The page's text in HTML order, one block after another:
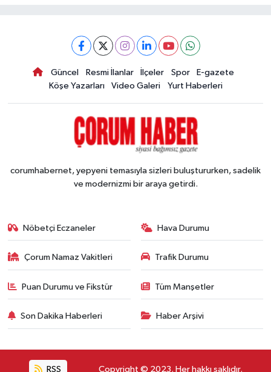
Güncel Resmi İlanlar İlçeler Spor
E-gazete
Köşe Yazarları
Video Galeri Yurt Haberleri
corumhabernet, yepyeni temasıyla sizleri buluştururken, sadelik
ve modernizmi bir araya getirdi.
Nöbetçi Eczaneler Hava Durumu
Çorum Namaz Vakitleri Trafik Durumu
Puan Durumu ve Fikstür Tüm Manşetler
Son Dakika Haberleri Haber Arşivi
RSS Copyright © 2023. Her hakkı saklıdır.